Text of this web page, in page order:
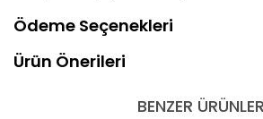
Ödeme Seçenekleri
Ürün Önerileri
BENZER ÜRÜNLER